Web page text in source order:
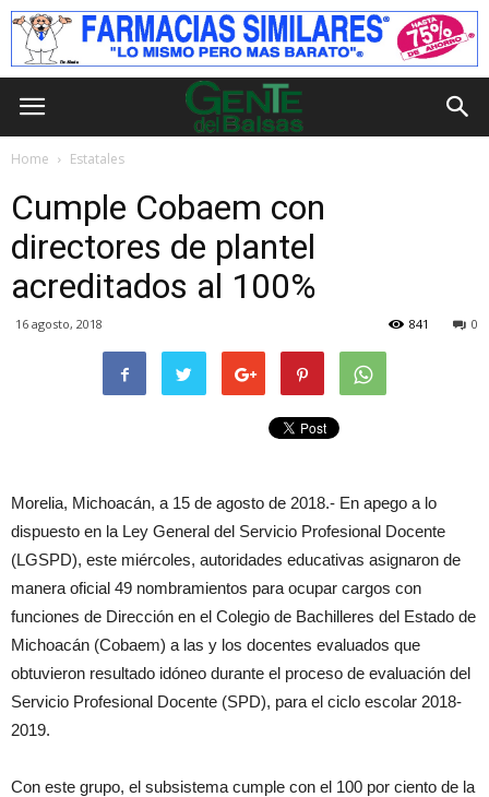
Home Estatales
Cumple Cobaem con
directores de plantel
acreditados al 100%
16 agosto, 2018 0
841
Morelia, Michoacán, a 15 de agosto de 2018.- En apego a lo
dispuesto en la Ley General del Servicio Profesional Docente
(LGSPD), este miércoles, autoridades educativas asignaron de
manera oficial 49 nombramientos para ocupar cargos con
funciones de Dirección en el Colegio de Bachilleres del Estado de
Michoacán (Cobaem) a las y los docentes evaluados que
obtuvieron resultado idóneo durante el proceso de evaluación del
Servicio Profesional Docente (SPD), para el ciclo escolar 2018-
2019.
Con este grupo, el subsistema cumple con el 100 por ciento de la